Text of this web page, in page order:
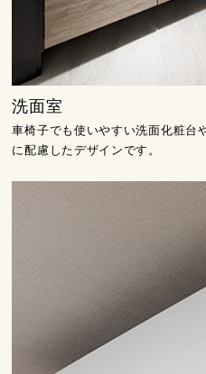
洗面室
車椅子でも使いやすい洗面化粧台
に配慮したデザインです。